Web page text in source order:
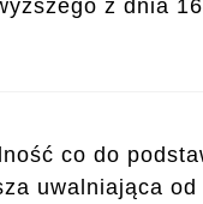
z dnia
co do
uwalniająca